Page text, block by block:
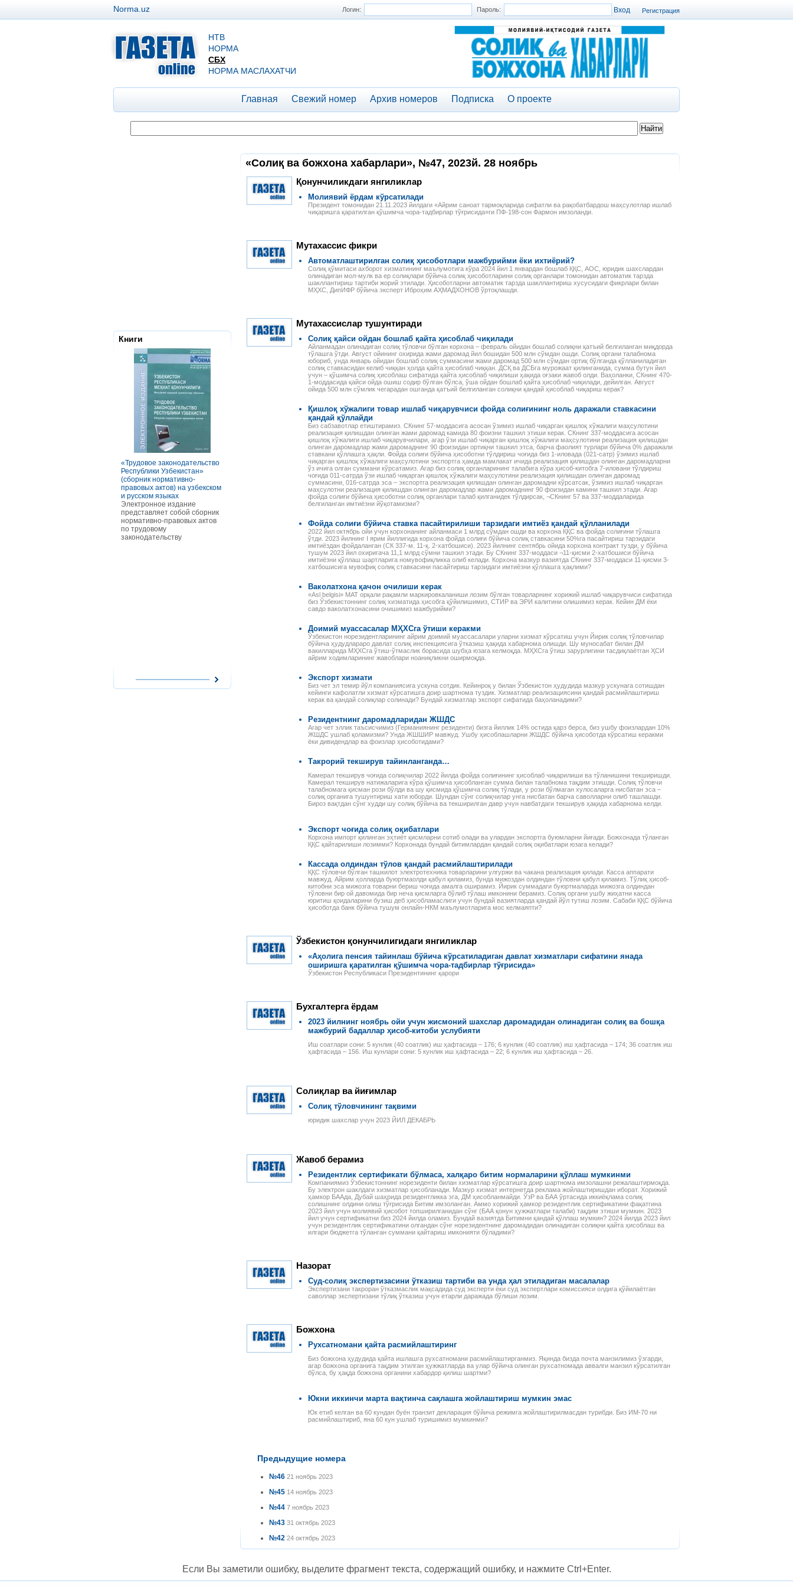
Регистрация
Логин: Пароль:
Norma.uz
НТВ
НОРМА
СБХ
НОРМА МАСЛАХАТЧИ
Главная Свежий номер Архив номеров Подписка О проекте
Книги
«Трудовое законодательство
Республики Узбекистан»
(сборник нормативно-
правовых актов) на узбекском
и русском языках
Электронное издание
представляет собой сборник
нормативно-правовых актов
по трудовому
законодательству
РАСЧЕТЫ С ПЕРСОНАЛОМ II
В книге рассмотрены вопросы
оплаты труда отдельных
В частности, раскрыты
особенности оплаты труда
совместителей, сезонных
работников и надомников —
действующие ограничения
совместителей, начисление
повременной и сдельной
форме оплаты труда, виды
сезонных работ и расчеты с
работниками-сезонщиками,
надомного труда и выгоды
надомников, возмещение
Налоговое законодательство
Республики Узбекистан
Сборник нормативно-
правовых актов
Данное электронное издание
по сути представляет собой
сборник нормативно-
правовых актов по налоговому
законодательству Республики
Узбекистан. В него вошли все
постановления,
распоряжения Президента
Республики Узбекистан,
постановления и
распоряжения Кабинета
министров Республики
зарегистрированные
Министерством юстиции
Республики Узбекистан, а
также иные нормативные
ведомственные и местные,
касающиеся вопросов
налогообложения.
Годовой отчет–2013
Издательство «Norma»
предлагает новую
электронную книгу для
бухгалтеров. В пособии
специалисты подробно, по
строкам баланса, разъясняют
порядок учета финансово-
хозяйственных операций и их
сопровождаются актуальными
примерами и конкретными
расчетами, с учетом всех
изменений и дополнений,
внесенных в
законодательство.
Электронная книга Сборник
договоров
В предлагаемом сборнике
представлены типовые и
примерные формы договоров,
утвержденные нормативными
актами, а также примерные
формы договоров,
разработанные экспертами-
Практика бухгалтерского
учета (в 2 томах)
В книге излагаются основы
организации и техника
ведения бухгалтерского учета.
В каждом разделе содержатся
методические рекомендации,
правовая информация,
рассматриваемых объектов:
основных средств,
нематериальных активов,
финансовых инвестиций и др.
«Солиқ ва божхона хабарлари», №47, 2023й. 28 ноябрь
Қонунчиликдаги янгиликлар
Молиявий ёрдам кўрсатилади
Президент томонидан 21.11.2023 йилдаги «Айрим саноат тармоқларида сифатли ва рақобатбардош маҳсулотлар ишлаб
чиқаришга қаратилган қўшимча чора-тадбирлар тўғрисида»ги ПФ-198-сон Фармон имзоланди.
Мутахассис фикри
Автоматлаштирилган солиқ ҳисоботлари мажбурийми ёки ихтиёрий?
Солиқ қўмитаси ахборот хизматининг маълумотига кўра 2024 йил 1 январдан бошлаб ҚҚС, АОС, юридик шахслардан
олинадиган мол-мулк ва ер солиқлари бўйича солиқ ҳисоботларини солиқ органлари томонидан автоматик тарзда
шакллантириш тартиби жорий этилади. Ҳисоботларни автоматик тарзда шакллантириш хусусидаги фикрлари билан
МҲХС, ДипИФР бўйича эксперт Иброҳим АҲМАДХОНОВ ўртоқлашди.
Мутахассислар тушунтиради
Солиқ қайси ойдан бошлаб қайта ҳисоблаб чиқилади
Айланмадан олинадиган солиқ тўловчи бўлган корхона – февраль ойидан бошлаб солиқни қатъий белгиланган миқдорда
тўлашга ўтди. Август ойининг охирида жами даромад йил бошидан 500 млн сўмдан ошди. Солиқ органи талабнома
юбориб, унда январь ойидан бошлаб солиқ суммасини жами даромад 500 млн сўмдан ортиқ бўлганда қўлланиладиган
солиқ ставкасидан келиб чиққан ҳолда қайта ҳисоблаб чиққан. ДСҚ ва ДСБга мурожаат қилинганида, сумма бутун йил
учун – қўшимча солиқ ҳисоблаш сифатида қайта ҳисоблаб чиқилиши ҳақида оғзаки жавоб олди. Ваҳоланки, СКнинг 470-
1-моддасида қайси ойда ошиш содир бўлган бўлса, ўша ойдан бошлаб қайта ҳисоблаб чиқилади, дейилган. Август
ойида 500 млн сўмлик чегарадан ошганда қатъий белгиланган солиқни қандай ҳисоблаб чиқариш керак?
Қишлоқ хўжалиги товар ишлаб чиқарувчиси фойда солиғининг ноль даражали ставкасини
қандай қўллайди
Биз сабзавотлар етиштирамиз. СКнинг 57-моддасига асосан ўзимиз ишлаб чиқарган қишлоқ хўжалиги маҳсулотини
реализация қилишдан олинган жами даромад камида 80 фоизни ташкил этиши керак. СКнинг 337-моддасига асосан
қишлоқ хўжалиги ишлаб чиқарувчилари, агар ўзи ишлаб чиқарган қишлоқ хўжалиги маҳсулотини реализация қилишдан
олинган даромадлар жами даромаднинг 90 фоизидан ортиқни ташкил этса, барча фаолият турлари бўйича 0% даражали
ставкани қўллашга ҳақли. Фойда солиғи бўйича ҳисоботни тўлдириш чоғида биз 1-иловада (021-сатр) ўзимиз ишлаб
чиқарган қишлоқ хўжалиги маҳсулотини экспортга ҳамда мамлакат ичида реализация қилишдан олинган даромадларни
ўз ичига олган суммани кўрсатамиз. Агар биз солиқ органларининг талабига кўра ҳисоб-китобга 7-иловани тўлдириш
чоғида 011-сатрда ўзи ишлаб чиқарган қишлоқ хўжалиги маҳсулотини реализация қилишдан олинган даромад
суммасини, 016-сатрда эса – экспортга реализация қилишдан олинган даромадни кўрсатсак, ўзимиз ишлаб чиқарган
маҳсулотни реализация қилишдан олинган даромадлар жами даромаднинг 90 фоизидан камини ташкил этади. Агар
фойда солиғи бўйича ҳисоботни солиқ органлари талаб қилганидек тўлдирсак, ¬СКнинг 57 ва 337-моддаларида
белгиланган имтиёзни йўқотамизми?
Фойда солиғи бўйича ставка пасайтирилиши тарзидаги имтиёз қандай қўлланилади
2022 йил октябрь ойи учун корхонанинг айланмаси 1 млрд сўмдан ошди ва корхона ҚҚС ва фойда солиғини тўлашга
ўтди. 2023 йилнинг I ярим йиллигида корхона фойда солиғи бўйича солиқ ставкасини 50%га пасайтириш тарзидаги
имтиёздан фойдаланган (СК 337-м. 11-қ. 2-хатбошиси). 2023 йилнинг сентябрь ойида корхона контракт тузди, у бўйича
тушум 2023 йил охиригача 11,1 млрд сўмни ташкил этади. Бу СКнинг 337-моддаси ¬11-қисми 2-хатбошиси бўйича
имтиёзни қўллаш шартларига номувофиқликка олиб келади. Корхона мазкур вазиятда СКнинг 337-моддаси 11-қисми 3-
хатбошисига мувофиқ солиқ ставкасини пасайтириш тарзидаги имтиёзни қўллашга ҳақлими?
Ваколатхона қачон очилиши керак
«Asl belgisi» МАТ орқали рақамли маркировкаланиши лозим бўлган товарларнинг хорижий ишлаб чиқарувчиси сифатида
биз Ўзбекистоннинг солиқ хизматида ҳисобга қўйилишимиз, СТИР ва ЭРИ калитини олишимиз керак. Кейин ДМ ёки
савдо ваколатхонасини очишимиз мажбурийми?
Доимий муассасалар МҲХСга ўтиши керакми
Ўзбекистон норезидентларининг айрим доимий муассасалари уларни хизмат кўрсатиш учун Йирик солиқ тўловчилар
бўйича ҳудудлараро давлат солиқ инспекциясига ўтказиш ҳақида хабарнома олишди. Шу муносабат билан ДМ
вакилларида МҲХСга ўтиш-ўтмаслик борасида шубҳа юзага келмоқда. МҲХСга ўтиш зарурлигини тасдиқлаётган ҲСИ
айрим ходимларининг жавоблари ноаниқликни оширмоқда.
Экспорт хизмати
Биз чет эл темир йўл компаниясига ускуна сотдик. Кейинроқ у билан Ўзбекистон ҳудудида мазкур ускунага сотишдан
кейинги кафолатли хизмат кўрсатишга доир шартнома туздик. Хизматлар реализациясини қандай расмийлаштириш
керак ва қандай солиқлар солинади? Бундай хизматлар экспорт сифатида баҳоланадими?
Резидентнинг даромадларидан ЖШДС
Агар чет эллик таъсисчимиз (Германиянинг резиденти) бизга йиллик 14% остида қарз берса, биз ушбу фоизлардан 10%
ЖШДС ушлаб қоламизми? Унда ЖШШИР мавжуд. Ушбу ҳисоблашларни ЖШДС бўйича ҳисоботда кўрсатиш керакми
ёки дивидендлар ва фоизлар ҳисоботидами?
Такрорий текширув тайинланганда…
Камерал текширув чоғида солиқчилар 2022 йилда фойда солиғининг ҳисоблаб чиқарилиши ва тўланишини текширишди.
Камерал текширув натижаларига кўра қўшимча ҳисобланган сумма билан талабнома тақдим этишди. Солиқ тўловчи
талабномага қисман рози бўлди ва шу қисмида қўшимча солиқ тўлади, у рози бўлмаган хулосаларга нисбатан эса –
солиқ органига тушунтириш хати юборди. Шундан сўнг солиқчилар унга нисбатан барча саволларни олиб ташлашди.
Бироз вақтдан сўнг худди шу солиқ бўйича ва текширилган давр учун навбатдаги текширув ҳақида хабарнома келди.
Экспорт чоғида солиқ оқибатлари
Корхона импорт қилинган эҳтиёт қисмларни сотиб олади ва улардан экспортга буюмларни йиғади. Божхонада тўланган
ҚҚС қайтарилиши лозимми? Корхонада бундай битимлардан қандай солиқ оқибатлари юзага келади?
Кассада олдиндан тўлов қандай расмийлаштирилади
ҚҚС тўловчи бўлган ташкилот электротехника товарларини улгуржи ва чакана реализация қилади. Касса аппарати
мавжуд. Айрим ҳолларда буюртмаолди қабул қиламиз, бунда мижоздан олдиндан тўловни қабул қиламиз. Тўлиқ ҳисоб-
китобни эса мижозга товарни бериш чоғида амалга оширамиз. Йирик суммадаги буюртмаларда мижозга олдиндан
тўловни бир ой давомида бир неча қисмларга бўлиб тўлаш имконини берамиз. Солиқ органи ушбу жиҳатни касса
юритиш қоидаларини бузиш деб ҳисобламаслиги учун бундай вазиятларда қандай йўл тутиш лозим. Сабаби ҚҚС бўйича
ҳисоботда банк бўйича тушум онлайн-НКМ маълумотларига мос келмаяпти?
Ўзбекистон қонунчилигидаги янгиликлар
«Аҳолига пенсия тайинлаш бўйича кўрсатиладиган давлат хизматлари сифатини янада
оширишга қаратилган қўшимча чора-тадбирлар тўғрисида»
Ўзбекистон Республикаси Президентининг қарори
Бухгалтерга ёрдам
2023 йилнинг ноябрь ойи учун жисмоний шахслар даромадидан олинадиган солиқ ва бошқа
мажбурий бадаллар ҳисоб-китоби услубияти
Иш соатлари сони: 5 кунлик (40 соатлик) иш ҳафтасида – 176; 6 кунлик (40 соатлик) иш ҳафтасида – 174; 36 соатлик иш
ҳафтасида – 156. Иш кунлари сони: 5 кунлик иш ҳафтасида – 22; 6 кунлик иш ҳафтасида – 26.
Солиқлар ва йиғимлар
Солиқ тўловчининг тақвими
юридик шахслар учун 2023 ЙИЛ ДЕКАБРЬ
Жавоб берамиз
Резидентлик сертификати бўлмаса, халқаро битим нормаларини қўллаш мумкинми
Компаниямиз Ўзбекистоннинг норезиденти билан хизматлар кўрсатишга доир шартнома имзолашни режалаштирмоқда.
Бу электрон шаклдаги хизматлар ҳисобланади. Мазкур хизмат интернетда реклама жойлаштиришдан иборат. Хорижий
ҳамкор БААда, Дубай шаҳрида резидентликка эга, ДМ ҳисобланмайди. ЎзР ва БАА ўртасида иккиёқлама солиқ
солишнинг олдини олиш тўғрисида Битим имзоланган. Аммо хорижий ҳамкор резидентлик сертификатини фақатгина
2023 йил учун молиявий ҳисобот топширилганидан сўнг (БАА қонун ҳужжатлари талаби) тақдим этиши мумкин. 2023
йил учун сертификатни биз 2024 йилда оламиз. Бундай вазиятда Битимни қандай қўллаш мумкин? 2024 йилда 2023 йил
учун резидентлик сертификатини олгандан сўнг норезидентнинг даромадидан олинадиган солиқни қайта ҳисоблаш ва
илгари бюджетга тўланган суммани қайтариш имконияти бўладими?
Назорат
Суд-солиқ экспертизасини ўтказиш тартиби ва унда ҳал этиладиган масалалар
Экспертизани такроран ўтказмаслик мақсадида суд эксперти ёки суд экспертлари комиссияси олдига қўйилаётган
саволлар экспертизани тўлиқ ўтказиш учун етарли даражада бўлиши лозим.
Божхона
Рухсатномани қайта расмийлаштиринг
Биз божхона ҳудудида қайта ишлашга рухсатномани расмийлаштирганмиз. Яқинда бизда почта манзилимиз ўзгарди,
агар божхона органига тақдим этилган ҳужжатларда ва улар бўйича олинган рухсатномада аввалги манзил кўрсатилган
бўлса, бу ҳақда божхона органини хабардор қилиш шартми?
Юкни иккинчи марта вақтинча сақлашга жойлаштириш мумкин эмас
Юк етиб келган ва 60 кундан буён транзит декларация бўйича режимга жойлаштирилмасдан турибди. Биз ИМ-70 ни
расмийлаштириб, яна 60 кун ушлаб туришимиз мумкинми?
Предыдущие номера
№46 21 ноябрь 2023
№45 14 ноябрь 2023
№44 7 ноябрь 2023
№43 31 октябрь 2023
№42 24 октябрь 2023
Если Вы заметили ошибку, выделите фрагмент текста, содержащий ошибку, и нажмите Ctrl+Enter.